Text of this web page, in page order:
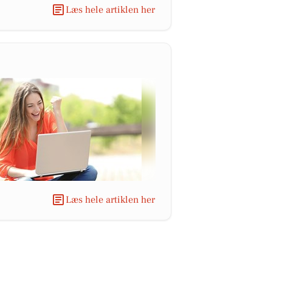
Læs hele artiklen her
Læs hele artiklen her